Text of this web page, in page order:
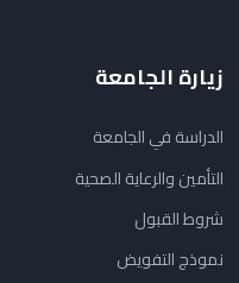
زيارة الجامعة
الدراسة في الجامعة
التأمين والرعاية الصحية
شروط القبول
نموذج التفويض